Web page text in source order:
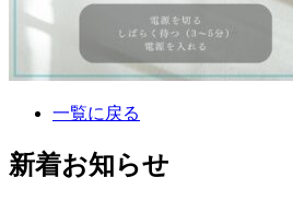
一覧に戻る
新着お知らせ